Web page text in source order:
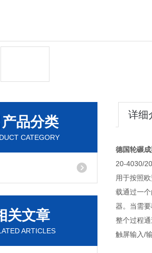
产品分类
CATEGORY
关文章
ARTICLES
详细
德国轮碾
20-4030/
用于按照
载通过一
器。当需
整个过程
触屏输入/